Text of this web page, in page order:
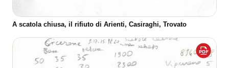
A scatola chiusa, il rifiuto di Arienti, Casiraghi, Trovato